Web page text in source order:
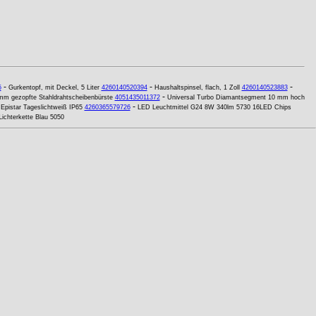
- Gurkentopf, mit Deckel, 5 Liter 4260140520394- Haushaltspinsel, flach, 1 Zoll 4260140523883-
gezopfte Stahldrahtscheibenbürste 4051435011372- Universal Turbo Diamantsegment 10 mm hoch
Tageslichtweiß IP65 4260365579726- LED Leuchtmittel G24 8W 340lm 5730 16LED Chips
Blau 5050